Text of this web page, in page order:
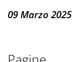
09 Marzo 2025